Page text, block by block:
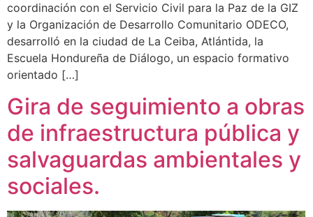
coordinación con el Servicio Civil para la Paz de la GIZ
y la Organización de Desarrollo Comunitario ODECO,
desarrolló en la ciudad de La Ceiba, Atlántida, la
Escuela Hondureña de Diálogo, un espacio formativo
orientado […]
Gira de seguimiento a obras
de infraestructura pública y
salvaguardas ambientales y
sociales.